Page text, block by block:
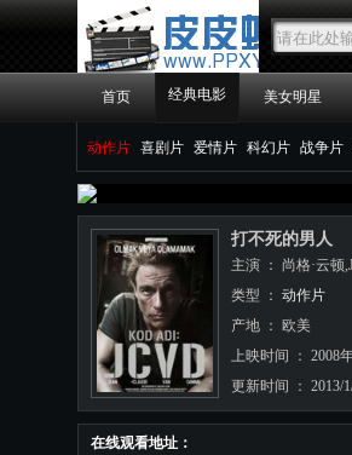
首页 经典电影 美女明星
动作片 喜剧片 爱情片 科幻片 战争片
打不死的男人
主演 ： 尚格·云顿
类型 ： 动作片
产地 ： 欧美
上映时间 ： 2008
更新时间 ： 2013/
在线观看地址：